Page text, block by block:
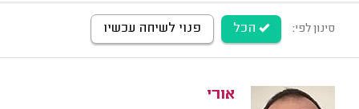
סינון לפי: הכל פנוי לשיחה עכשיו
אורי